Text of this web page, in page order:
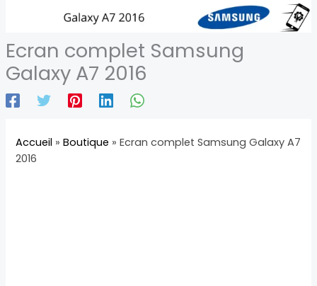
Ecran complet Samsung
Galaxy A7 2016
Accueil »Boutique »Ecran complet Samsung Galaxy A7
2016